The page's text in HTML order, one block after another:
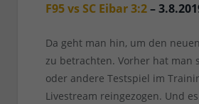
F95 vs SC Eibar 3:2–
Da geht man hin, um den
zu betrachten. Vorher hat man
oder andere Testspiel im
Livestream reingezogen. Und